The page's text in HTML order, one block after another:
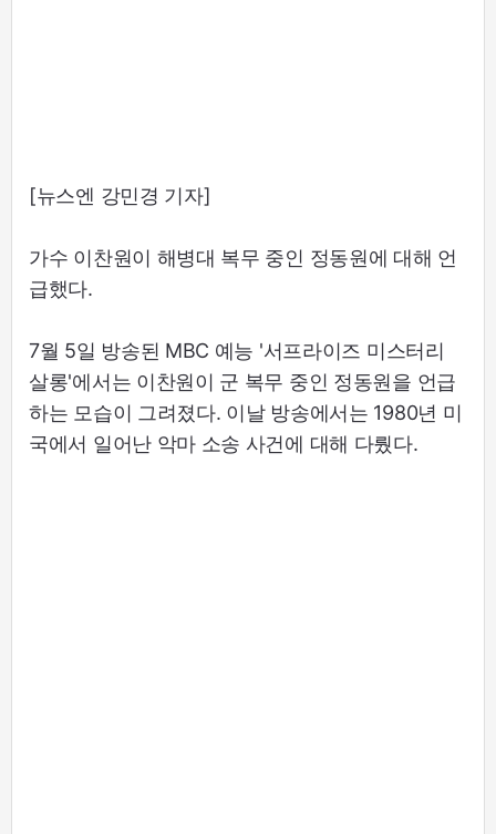
[뉴스엔 강민경 기자]
가수 이찬원이 해병대 복무 중인 정동원에 대해 언
급했다.
7월 5일 방송된 MBC 예능 '서프라이즈 미스터리
살롱'에서는 이찬원이 군 복무 중인 정동원을 언급
하는 모습이 그려졌다. 이날 방송에서는 1980년 미
국에서 일어난 악마 소송 사건에 대해 다뤘다.